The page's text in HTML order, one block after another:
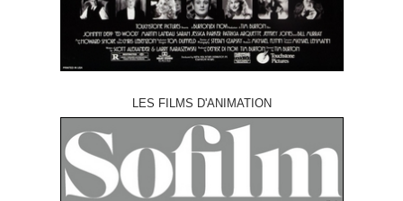
LES FILMS D'ANIMATION